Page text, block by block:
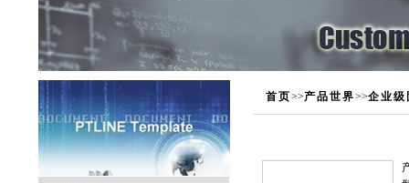
首页>>产品世界>>企业